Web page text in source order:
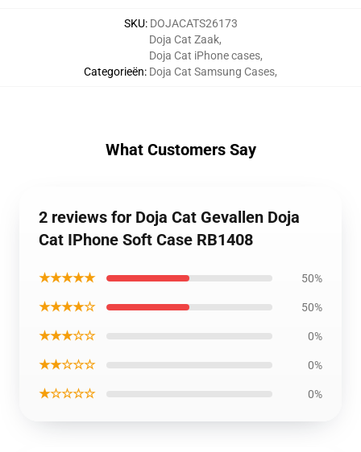
SKU: DOJACATS26173
Categorieën:
Doja Cat Zaak,
Doja Cat iPhone cases,
Doja Cat Samsung Cases,
What Customers Say
2 reviews for Doja Cat Gevallen Doja
Cat IPhone Soft Case RB1408
★★★★★ 50%
★★★★☆ 50%
★★★☆☆ 0%
★★☆☆☆ 0%
★☆☆☆☆ 0%